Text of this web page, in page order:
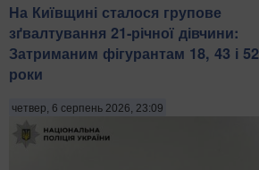
На Київщині сталося групове
зґвалтування 21-річної дівчини:
Затриманим фігурантам 18, 43 і 52
роки
четвер, 6 серпень 2026, 23:09